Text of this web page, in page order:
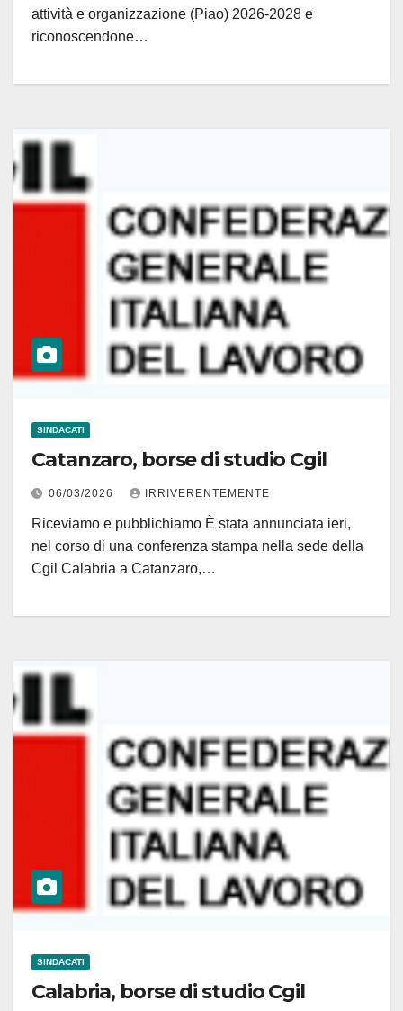
attività e organizzazione (Piao) 2026-2028 e
riconoscendone…
SINDACATI
Catanzaro, borse di studio Cgil
06/03/2026 IRRIVERENTEMENTE
Riceviamo e pubblichiamo È stata annunciata ieri,
nel corso di una conferenza stampa nella sede della
Cgil Calabria a Catanzaro,…
SINDACATI
Calabria, borse di studio Cgil